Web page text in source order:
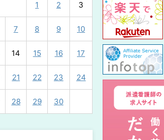
1 2 3
7 8 9 10
14 15 16 17
21 22 23 24
28 29 30